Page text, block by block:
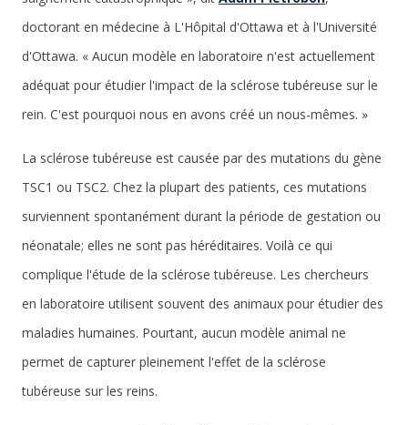
doctorant en médecine à L'Hôpital d'Ottawa et à l'Université
d'Ottawa. « Aucun modèle en laboratoire n'est actuellement
adéquat pour étudier l'impact de la sclérose tubéreuse sur le
rein. C'est pourquoi nous en avons créé un nous-mêmes. »
La sclérose tubéreuse est causée par des mutations du gène
TSC1 ou TSC2. Chez la plupart des patients, ces mutations
surviennent spontanément durant la période de gestation ou
néonatale; elles ne sont pas héréditaires. Voilà ce qui
complique l'étude de la sclérose tubéreuse. Les chercheurs
en laboratoire utilisent souvent des animaux pour étudier des
maladies humaines. Pourtant, aucun modèle animal ne
permet de capturer pleinement l'effet de la sclérose
tubéreuse sur les reins.